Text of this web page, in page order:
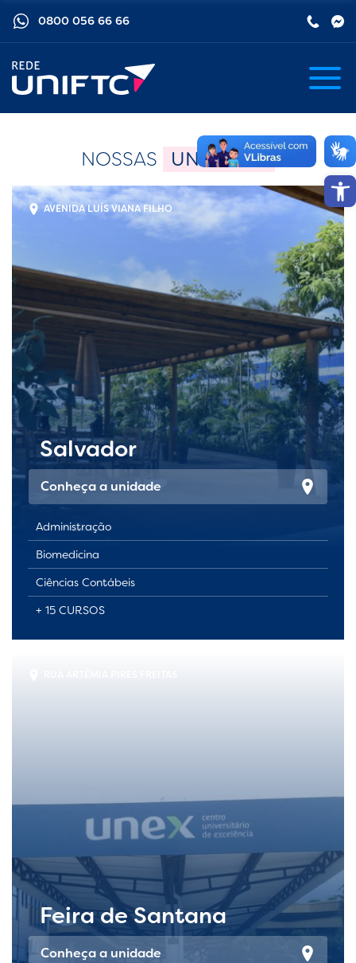
Barra
0800 056 66 66
NOSSAS UNIDADES
AVENIDA LUÍS VIANA FILHO
Salvador
Conheça a unidade
Administração
Biomedicina
Ciências Contábeis
+ 15 CURSOS
Feira de Santana
Conheça a unidade